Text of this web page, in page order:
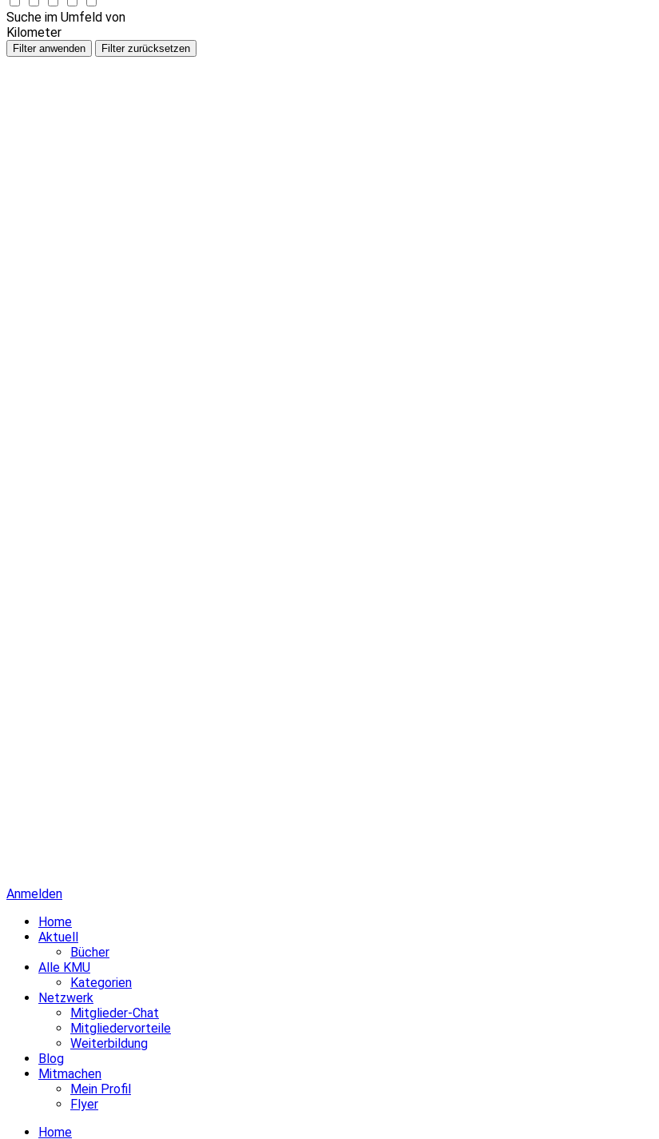
Suche im Umfeld von
Kilometer
Filter anwenden Filter zurücksetzen
Anmelden
Home
Aktuell
Bücher
Alle KMU
Kategorien
Netzwerk
Mitglieder-Chat
Mitgliedervorteile
Weiterbildung
Blog
Mitmachen
Mein Profil
Flyer
Home